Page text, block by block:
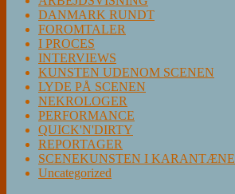
DANMARK RUNDT
FOROMTALER
I PROCES
INTERVIEWS
KUNSTEN UDENOM SCENEN
LYDE PÅ SCENEN
NEKROLOGER
PERFORMANCE
QUICK'N'DIRTY
REPORTAGER
SCENEKUNSTEN I KARANTÆNE
Uncategorized